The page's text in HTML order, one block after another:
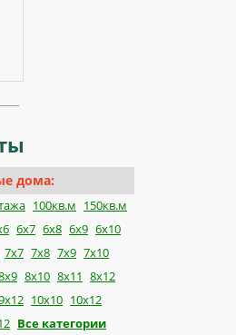
дома:
100кв.м 150кв.м
6х7 6х8 6х9 6х10
7х7 7х8 7х9 7х10
8х10 8х11 8х12
10х10 10х12
Все категории